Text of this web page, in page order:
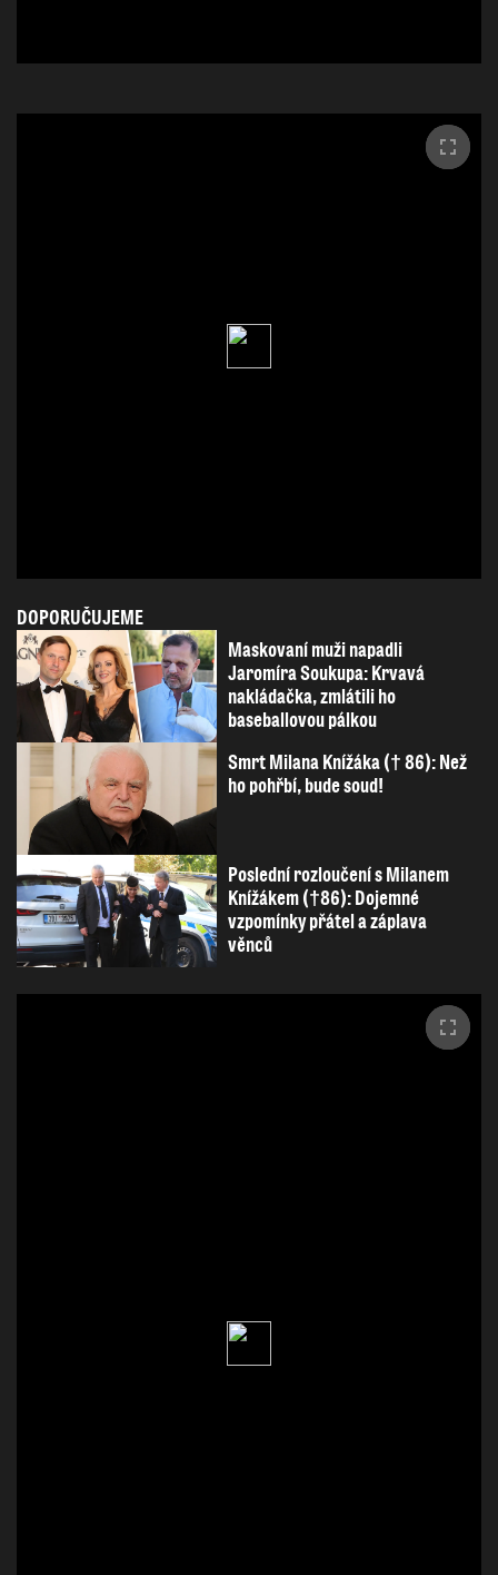
DOPORUČUJEME
Maskovaní muži napadli
Jaromíra Soukupa: Krvavá
nakládačka, zmlátili ho
baseballovou pálkou
Smrt Milana Knížáka († 86): Než
ho pohřbí, bude soud!
Poslední rozloučení s Milanem
Knížákem (†86): Dojemné
vzpomínky přátel a záplava
věnců